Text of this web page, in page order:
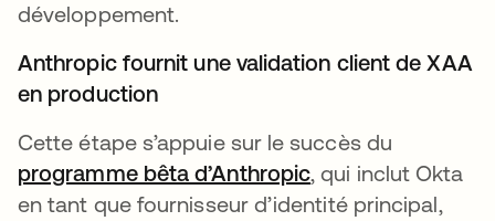
développement.
Anthropic fournit une validation client de XAA
en production
Cette étape s’appuie sur le succès du
programme bêta d’Anthropics’ouvre dans un
, qui inclut Okta
en tant que fournisseur d’identité principal,